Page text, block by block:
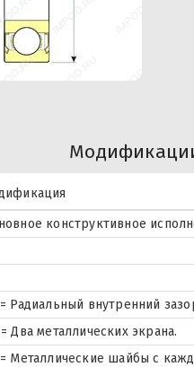
конструктивное
= Радиальный внутренний
Два металлических экрана.
Металлические шайбы с